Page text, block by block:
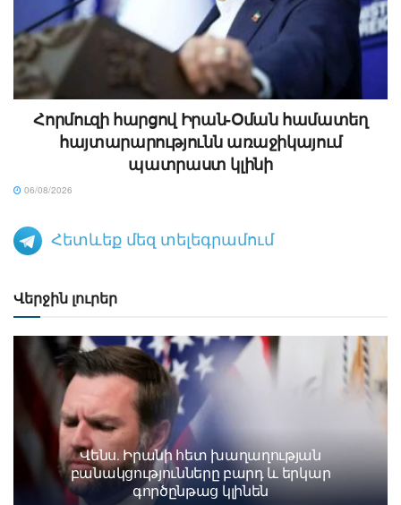
Հորմուզի հարցով Իրան-Օման համատեղ
հայտարարությունն առաջիկայում
պատրաստ կլինի
06/08/2026
Հետևեք մեզ տելեգրամում
Վերջին լուրեր
Վենս․ Իրանի հետ խաղաղության
բանակցությունները բարդ և երկար
գործընթաց կլինեն